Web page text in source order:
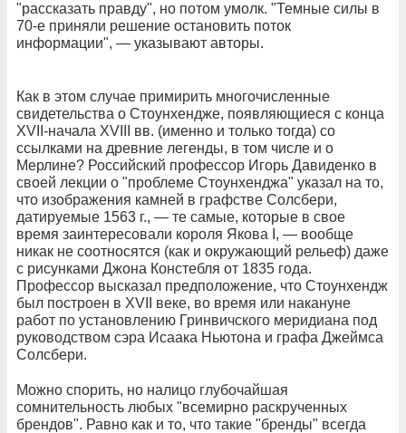
"рассказать правду", но потом умолк. "Темные силы в
70-е приняли решение остановить поток
информации", — указывают авторы.
Как в этом случае примирить многочисленные
свидетельства о Стоунхендже, появляющиеся с конца
XVII-начала XVIII вв. (именно и только тогда) со
ссылками на древние легенды, в том числе и о
Мерлине? Российский профессор Игорь Давиденко в
своей лекции о "проблеме Стоунхенджа" указал на то,
что изображения камней в графстве Солсбери,
датируемые 1563 г., — те самые, которые в свое
время заинтересовали короля Якова I, — вообще
никак не соотносятся (как и окружающий рельеф) даже
с рисунками Джона Констебля от 1835 года.
Профессор высказал предположение, что Стоунхендж
был построен в XVII веке, во время или накануне
работ по установлению Гринвичского меридиана под
руководством сэра Исаака Ньютона и графа Джеймса
Солсбери.
Можно спорить, но налицо глубочайшая
сомнительность любых "всемирно раскрученных
брендов". Равно как и то, что такие "бренды" всегда